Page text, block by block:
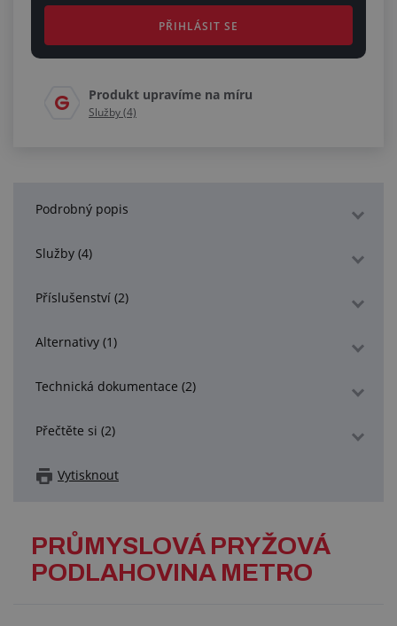
PŘIHLÁSIT SE
Produkt upravíme na míru
Služby (4)
Podrobný popis
Služby (4)
Příslušenství (2)
Alternativy (1)
Technická dokumentace (2)
Přečtěte si (2)
Vytisknout
PRŮMYSLOVÁ PRYŽOVÁ
PODLAHOVINA METRO